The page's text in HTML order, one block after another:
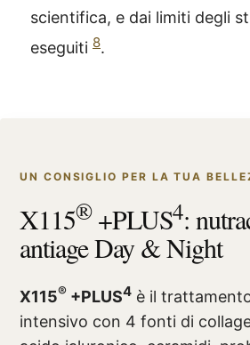
scientifica, e dai limiti degli
eseguiti 8.
UN CONSIGLIO PER LA TUA
X115®+PLUS4:
antiage Day & Night
X115® +PLUS4 è il
intensivo con 4 fonti di